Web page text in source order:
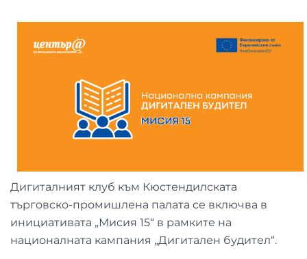
Дигиталният клуб към Кюстендилската
търговско-промишлена палата се включва в
инициативата „Мисия 15“ в рамките на
националната кампания „Дигитален будител“.